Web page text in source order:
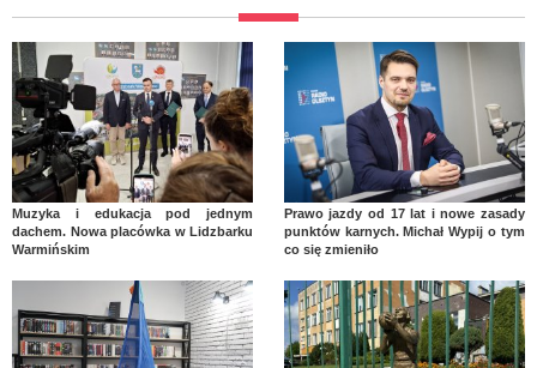
Muzyka i edukacja pod jednym
dachem. Nowa placówka w Lidzbarku
Warmińskim
Prawo jazdy od 17 lat i nowe zasady
punktów karnych. Michał Wypij o tym
co się zmieniło